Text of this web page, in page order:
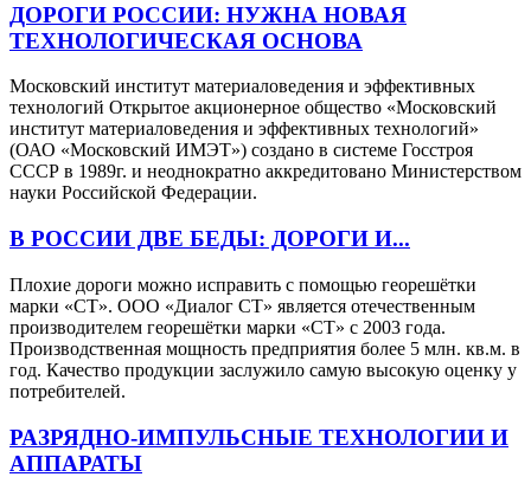
ДОРОГИ РОССИИ: НУЖНА НОВАЯ
ТЕХНОЛОГИЧЕСКАЯ ОСНОВА
Московский институт материаловедения и эффективных
технологий Открытое акционерное общество «Московский
институт материаловедения и эффективных технологий»
(ОАО «Московский ИМЭТ») создано в системе Госстроя
СССР в 1989г. и неоднократно аккредитовано Министерством
науки Российской Федерации.
В РОССИИ ДВЕ БЕДЫ: ДОРОГИ И...
Плохие дороги можно исправить с помощью георешётки
марки «СТ». ООО «Диалог СТ» является отечественным
производителем георешётки марки «СТ» с 2003 года.
Производственная мощность предприятия более 5 млн. кв.м. в
год. Качество продукции заслужило самую высокую оценку у
потребителей.
РАЗРЯДНО-ИМПУЛЬСНЫЕ ТЕХНОЛОГИИ И
АППАРАТЫ